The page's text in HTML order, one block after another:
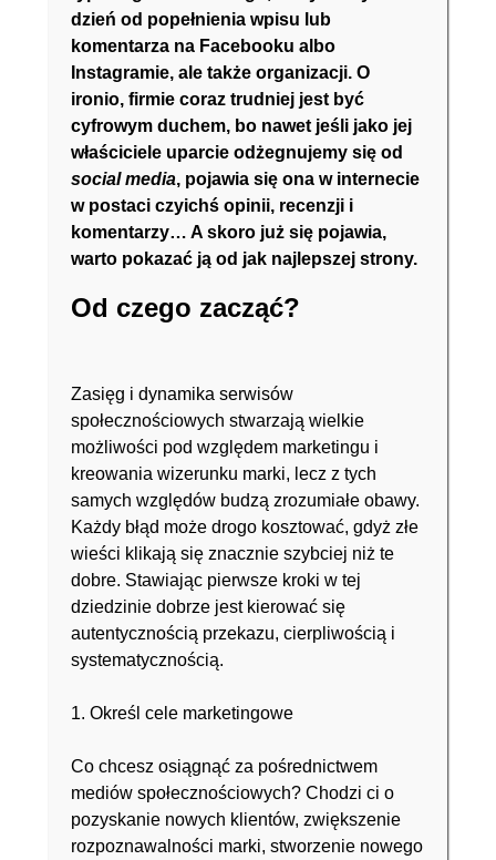
dzień od popełnienia wpisu lub
komentarza na Facebooku albo
Instagramie, ale także organizacji. O
ironio, firmie coraz trudniej jest być
cyfrowym duchem, bo nawet jeśli jako jej
właściciele uparcie odżegnujemy się od
social media, pojawia się ona w internecie
w postaci czyichś opinii, recenzji i
komentarzy… A skoro już się pojawia,
warto pokazać ją od jak najlepszej strony.
Od czego zacząć?
Zasięg i dynamika serwisów
społecznościowych stwarzają wielkie
możliwości pod względem marketingu i
kreowania wizerunku marki, lecz z tych
samych względów budzą zrozumiałe obawy.
Każdy błąd może drogo kosztować, gdyż złe
wieści klikają się znacznie szybciej niż te
dobre. Stawiając pierwsze kroki w tej
dziedzinie dobrze jest kierować się
autentycznością przekazu, cierpliwością i
systematycznością.
1. Określ cele marketingowe
Co chcesz osiągnąć za pośrednictwem
mediów społecznościowych? Chodzi ci o
pozyskanie nowych klientów, zwiększenie
rozpoznawalności marki, stworzenie nowego